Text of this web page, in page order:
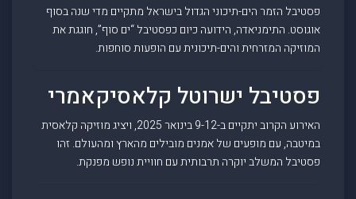
פסטיבל הזמר הים-תיכוני הגדול בישראל מתקיים מדי שנה בסוף
אוגוסט. התימניאדה, הידועה כיום כפסטיבל “ים סוף”, חוגגת את
המוזיקה המזרחית והים-תיכונית עם הופעות סוחפות.
פסטיבל ישרוטל קלאסיקאמרי
האירוע הקרוב יתקיים ב-9-12 בינואר 2025, ויציג מוזיקה קלאסית
במיטבה, עם מופעים של אמנים מובילים מהארץ ומהעולם. זהו
פסטיבל המשלב יוקרה תרבותית עם חוויית נופש מפנקת.